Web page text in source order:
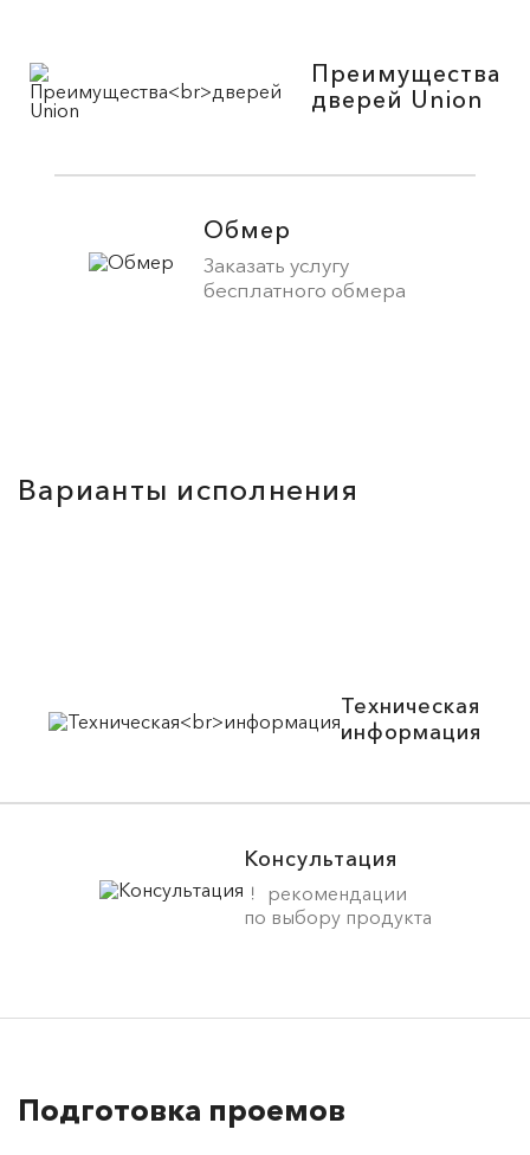
Преимущества
дверей Union
Обмер
Заказать услугу
бесплатного обмера
Варианты исполнения
Техническая
информация
Консультация
рекомендации
по выбору продукта
Подготовка проемов